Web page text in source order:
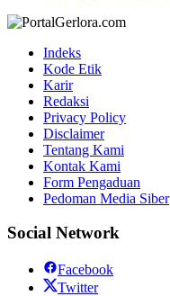
Indeks
Kode Etik
Karir
Redaksi
Privacy Policy
Disclaimer
Tentang Kami
Kontak Kami
Form Pengaduan
Pedoman Media Siber
Social Network
Facebook
Twitter